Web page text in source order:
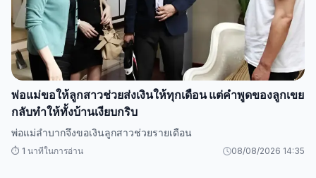
พ่อแม่ขอให้ลูกสาวช่วยส่งเงินให้ทุกเดือน แต่คำพูดของลูกเขย
กลับทำให้ทั้งบ้านเงียบกริบ
พ่อแม่ลำบากจึงขอเงินลูกสาวช่วยรายเดือน
⏱️ 1 นาทีในการอ่าน 08/08/2026 14:35